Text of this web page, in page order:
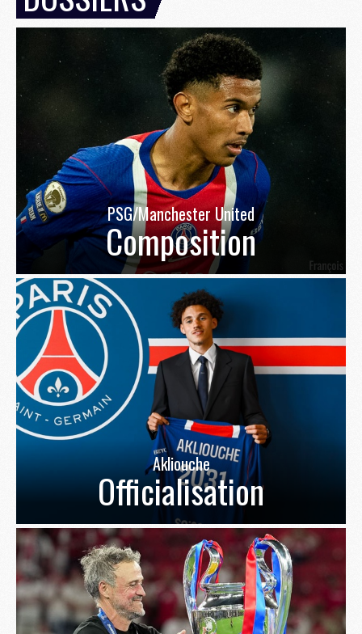
PSG/Manchester United
Composition
Akliouche
Officialisation